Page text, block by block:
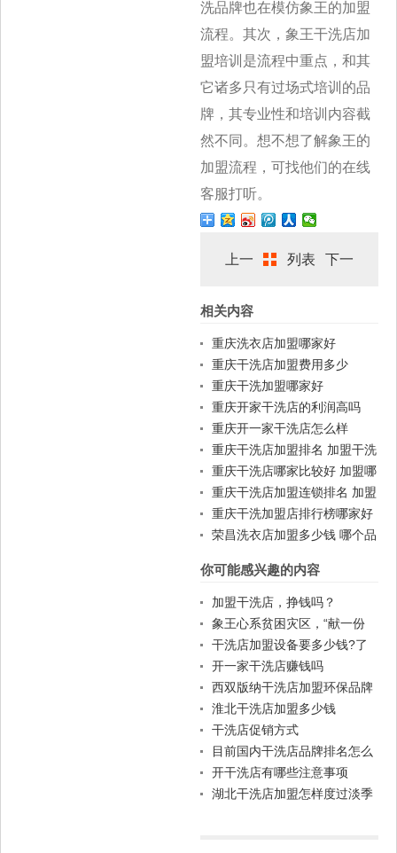
洗品牌也在模仿象王的加盟
流程。其次，象王干洗店加
盟培训是流程中重点，和其
它诸多只有过场式培训的品
牌，其专业性和培训内容截
然不同。想不想了解象王的
加盟流程，可找他们的在线
客服打听。
上一
篇
列表 下一
相关内容
重庆洗衣店加盟哪家好
重庆干洗店加盟费用多少
重庆干洗加盟哪家好
重庆开家干洗店的利润高吗
重庆开一家干洗店怎么样
重庆干洗店加盟排名 加盟干洗
店一般费用
重庆干洗店哪家比较好 加盟哪
家好
重庆干洗店加盟连锁排名 加盟
赚钱吗
重庆干洗加盟店排行榜哪家好
荣昌洗衣店加盟多少钱 哪个品
你可能感兴趣的内容
加盟干洗店，挣钱吗？
象王心系贫困灾区，“献一份
爱，捐万件衣”（四）
干洗店加盟设备要多少钱?了
解成本助你成功投资
开一家干洗店赚钱吗
西双版纳干洗店加盟环保品牌
如何？
淮北干洗店加盟多少钱
干洗店促销方式
目前国内干洗店品牌排名怎么
样？
开干洗店有哪些注意事项
湖北干洗店加盟怎样度过淡季